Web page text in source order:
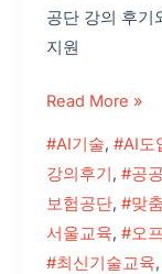
공단 강의 후기
지원
Read More »
#AI기술, #AI도
강의후기, #공
보험공단, #맞
서울교육, #오
#최신기술교육,